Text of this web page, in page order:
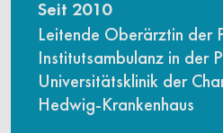
Seit 2010
Leitende Oberärztin der
Institutsambulanz in der
Universitätsklinik der
Hedwig-Krankenhaus